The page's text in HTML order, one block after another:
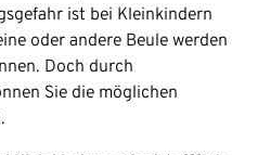
ist bei Kleinkindern
oder andere Beule werden
Doch durch
Sie die möglichen